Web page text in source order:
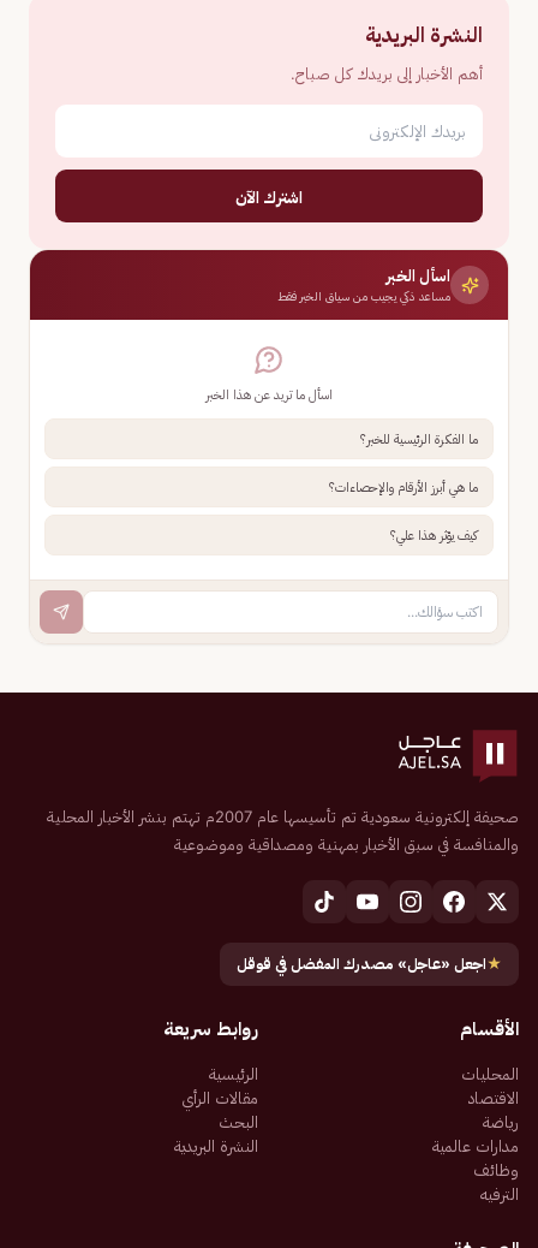
النشرة البريدية
أهم الأخبار إلى بريدك كل صباح.
اشترك الآن
اسأل الخبر
مساعد ذكي يجيب من سياق الخبر فقط
اسأل ما تريد عن هذا الخبر
ما الفكرة الرئيسية للخبر؟
ما هي أبرز الأرقام والإحصاءات؟
كيف يؤثر هذا علي؟
صحيفة إلكترونية سعودية تم تأسيسها عام 2007م تهتم بنشر الأخبار المحلية
والمنافسة في سبق الأخبار بمهنية ومصداقية وموضوعية
★اجعل «عاجل» مصدرك المفضل في قوقل
الأقسام
المحليات
الاقتصاد
رياضة
مدارات عالمية
وظائف
الترفيه
روابط سريعة
الرئيسية
مقالات الرأي
البحث
النشرة البريدية